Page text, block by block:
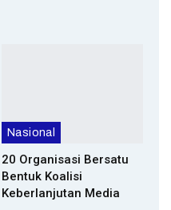
Nasional
20 Organisasi Bersatu
Bentuk Koalisi
Keberlanjutan Media